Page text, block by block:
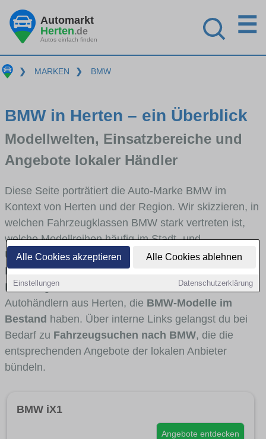
Alle Cookies akzeptieren Alle Cookies ablehnen
Einstellungen Datenschutzerklärung
Automarkt
Herten.de
Autos einfach finden
☰
❯ MARKEN ❯ BMW
BMW in Herten – ein Überblick
Modellwelten, Einsatzbereiche und
Angebote lokaler Händler
Diese Seite porträtiert die Auto-Marke BMW im
Kontext von Herten und der Region. Wir skizzieren, in
welchen Fahrzeugklassen BMW stark vertreten ist,
welche Modellreihen häufig im Stadt- und
Umlandverkehr zu sehen sind und für welche
Fahrertypen die Marke interessant ist. Viele
Fahrzeuge stammen von Autohäusern und
Autohändlern aus Herten, die BMW-Modelle im
Bestand haben. Über interne Links gelangst du bei
Bedarf zu Fahrzeugsuchen nach BMW, die die
entsprechenden Angebote der lokalen Anbieter
bündeln.
BMW iX1
Angebote entdecken